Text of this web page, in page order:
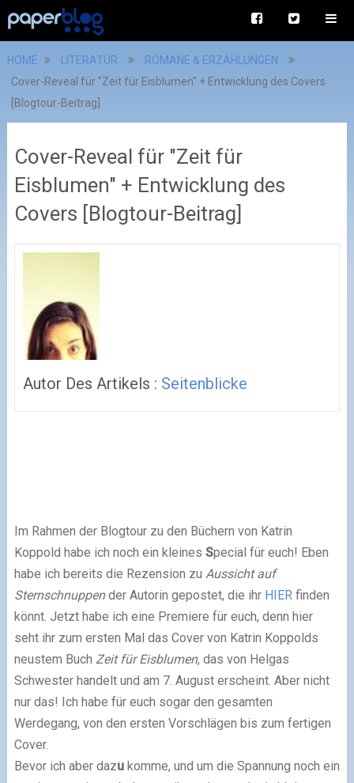
HOME LITERATUR
ROMANE & ERZÄHLUNGEN
Cover-Reveal für "Zeit für Eisblumen" + Entwicklung des Covers
[Blogtour-Beitrag]
Cover-Reveal für "Zeit für
Eisblumen" + Entwicklung des
Covers [Blogtour-Beitrag]
Autor Des Artikels : Seitenblicke
Im Rahmen der Blogtour zu den Büchern von Katrin
Koppold habe ich noch ein kleines Special für euch! Eben
habe ich bereits die Rezension zu Aussicht auf
Sternschnuppender Autorin gepostet, die ihr HIER finden
könnt. Jetzt habe ich eine Premiere für euch, denn hier
seht ihr zum ersten Mal das Cover von Katrin Koppolds
neustem Buch Zeit für Eisblumen, das von Helgas
Schwester handelt und am 7. August erscheint. Aber nicht
nur das! Ich habe für euch sogar den gesamten
Werdegang, von den ersten Vorschlägen bis zum fertigen
Cover.
Bevor ich aber dazukomme, und um die Spannung noch ein